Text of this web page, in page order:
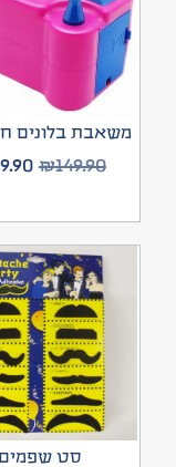
משאבת בלונים
₪149.90
סט